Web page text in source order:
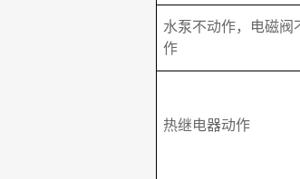
水泵不动作，电磁阀
作
热继电器动作